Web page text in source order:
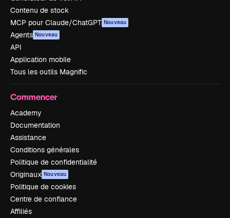
Contenu de stock
MCP pour Claude/ChatGPT Nouveau
Agents Nouveau
API
Application mobile
Tous les outils Magnific
Commencer
Academy
Documentation
Assistance
Conditions générales
Politique de confidentialité
Originaux Nouveau
Politique de cookies
Centre de confiance
Affiliés